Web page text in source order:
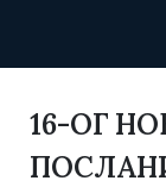
16-ОГ